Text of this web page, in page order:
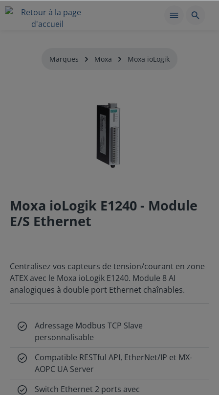
Marques Moxa Moxa ioLogik
Moxa ioLogik E1240 - Module
E/S Ethernet
Centralisez vos capteurs de tension/courant en zone
ATEX avec le Moxa ioLogik E1240. Module 8 AI
analogiques à double port Ethernet chaînables.
Adressage Modbus TCP Slave
personnalisable
Compatible RESTful API, EtherNet/IP et MX-
AOPC UA Server
Switch Ethernet 2 ports avec